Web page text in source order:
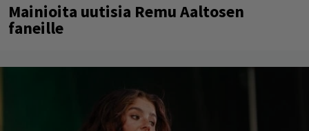
Mainioita uutisia Remu Aaltosen
faneille